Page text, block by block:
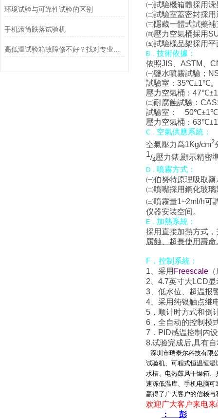
环境试验与可靠性试验的区别
手机滚筒跌落试验机
㈠試驗機箱體採用溁
㈡試驗室蓋密封採
㈢隱藏一體式試藥
㈣壓力空氣桶採用
㈤試驗樣品架採用
B ． 技術依據：
依照JIS ASTM
㈠鹽水噴霧試驗；
試驗室： 35℃±1℃。
壓力空氣桶： 47℃±1
㈡耐腐蝕試驗：
試驗室：
50℃±1℃
壓力空氣桶： 63℃±1
C ． 空氣供應系統：
空氣壓力爲1Kg/cm2
1/4壓力錶,顯示精密
D ． 噴霧方式：
㈠伯努特原理吸取
㈡噴嘴採用鋼化玻
㈢噴霧量1~2ml/h可
仪器安装空间。
E ． 加熱系統：
採用直接加熱方式
腐蝕、超長使用壽命
F ． 控制系統：
1 、采用 Freescale
2
4.7英寸大 LCD
3 、低水位、超温报
4 、采用纯银触点继
5 ，顺计时方式和倒
6 ，全自动的控制模
7 ． PID感温控制内
8.试验完成后,具有
深圳市瑞泰尔科技有限
试验机、可程式恒温恒
水槽、电热鼓风干燥箱
速冻低温库、手机电脑
赢得了广大客户的信赖
欢迎广大客户来电来
： 彭